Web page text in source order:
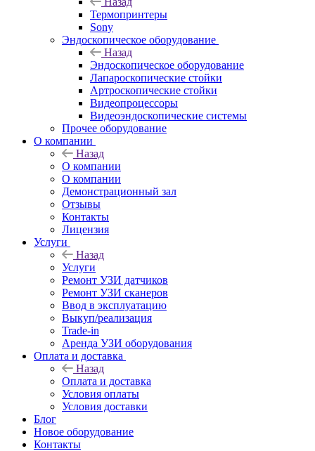
Термопринтеры
Sony
Эндоскопическое оборудование
Назад
Эндоскопическое оборудование
Лапароскопические стойки
Артроскопические стойки
Видеопроцессоры
Видеоэндоскопические системы
Прочее оборудование
О компании
Назад
О компании
О компании
Демонстрационный зал
Отзывы
Контакты
Лицензия
Услуги
Назад
Услуги
Ремонт УЗИ датчиков
Ремонт УЗИ сканеров
Ввод в эксплуатацию
Выкуп/реализация
Trade-in
Аренда УЗИ оборудования
Оплата и доставка
Назад
Оплата и доставка
Условия оплаты
Условия доставки
Блог
Новое оборудование
Контакты